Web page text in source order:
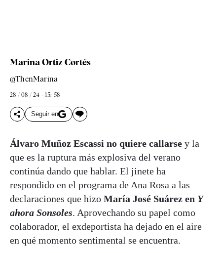
Marina Ortiz Cortés
@ThenMarina
28 / 08 / 24 - 15: 58
Seguir en
Álvaro Muñoz Escassi no quiere callarse y la
que es la ruptura más explosiva del verano
continúa dando que hablar. El jinete ha
respondido en el programa de Ana Rosa a las
declaraciones que hizo María José Suárez en Y
ahora Sonsoles. Aprovechando su papel como
colaborador, el exdeportista ha dejado en el aire
en qué momento sentimental se encuentra.